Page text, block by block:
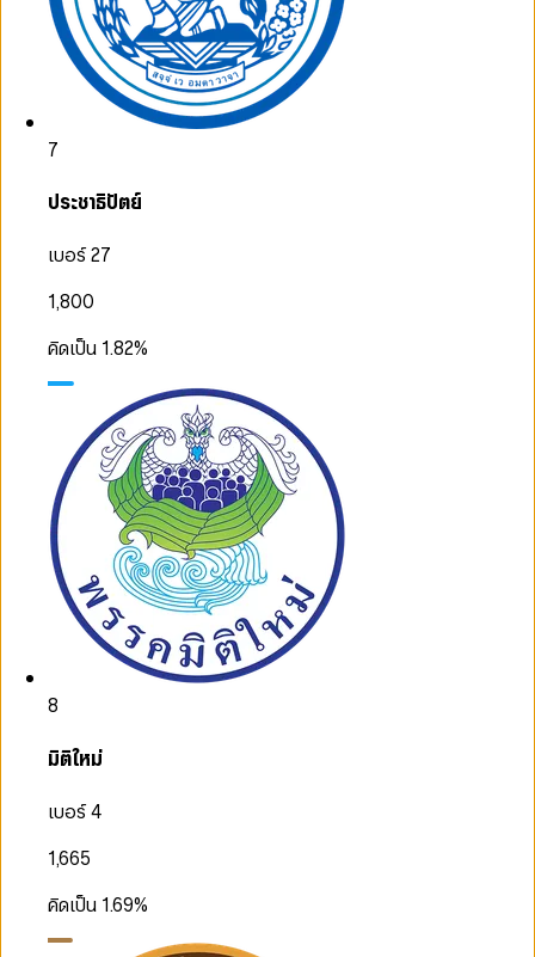
7
ประชาธิปัตย์
เบอร์ 27
1,800
คิดเป็น 1.82%
8
มิติใหม่
เบอร์ 4
1,665
คิดเป็น 1.69%